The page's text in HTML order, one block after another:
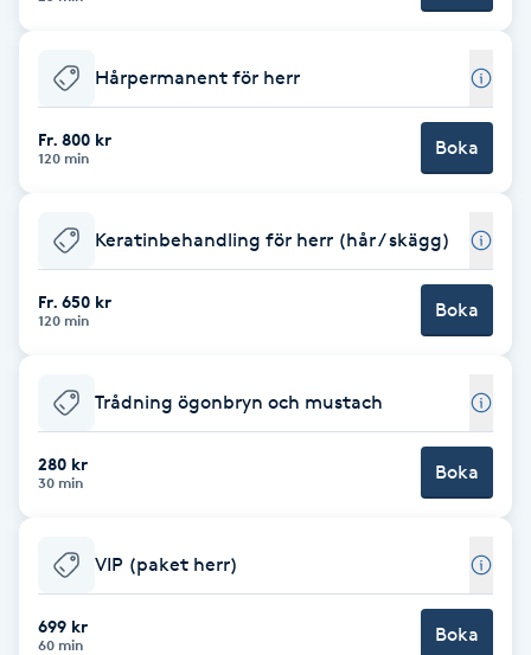
F
Face framing
Faceliftmassage
Fet hårbotten
Fibromassage
Fillers
Fotmassage
Fotsvamp
Fotvård
Hårpermanent för herr
Fr. 800 kr
120 min Boka
Keratinbehandling för herr (hår / skägg)
Fr. 650 kr
120 min Boka
Trådning ögonbryn och mustach
280 kr
30 min Boka
VIP (paket herr)
699 kr
60 min Boka